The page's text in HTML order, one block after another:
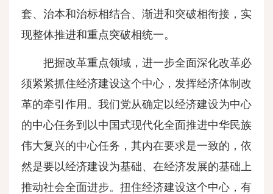
套、治本和治标相结合、渐进和突破相衔接，实
现整体推进和重点突破相统一。
把握改革重点领域，进一步全面深化改革必
须紧紧抓住经济建设这个中心，发挥经济体制改
革的牵引作用。我们党从确定以经济建设为中心
的中心任务到以中国式现代化全面推进中华民族
伟大复兴的中心任务，其内在要求是一致的，依
然是要以经济建设为基础、在经济发展的基础上
推动社会全面进步。扭住经济建设这个中心，有